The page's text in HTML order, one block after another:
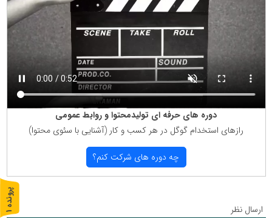
دوره های حرفه ای تولیدمحتوا و روابط عمومی
رازهای استخدام گوگل در هر كسب و كار (آشنایی با سئوی محتوا)
چه دوره های شركت كنم؟
ارسال نظر پ
ر
و
ن
د
ه
1